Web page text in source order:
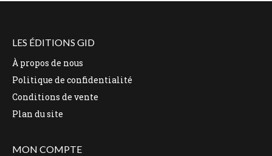
LES ÉDITIONS GID
À propos de nous
Politique de confidentialité
Conditions de vente
Plan du site
MON COMPTE